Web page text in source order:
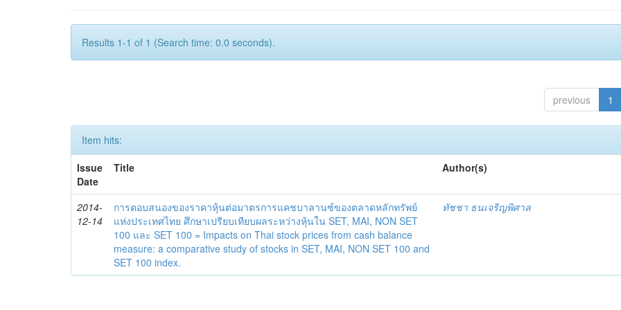
Results 1-1 of 1 (Search time: 0.0 seconds).
previous 1
Item hits:
Issue
Date
Title Author(s)
2014-
12-14
การตอบสนองของราคาหุ้นต่อมาตรการแคชบาลานซ์ของตลาดหลักทรัพย์
แห่งประเทศไทย ศึกษาเปรียบเทียบผลระหว่างหุ้นใน SET, MAI, NON SET
100 และ SET 100 = Impacts on Thai stock prices from cash balance
measure: a comparative study of stocks in SET, MAI, NON SET 100 and
SET 100 index.
ทัชชา ธนเจริญพิศาล